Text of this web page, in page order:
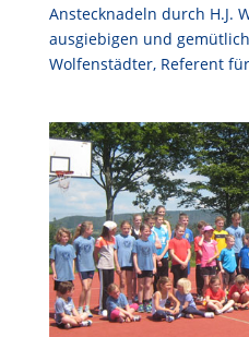
Anstecknadeln durch H.J.
ausgiebigen und
Wolfenstädter, Referent